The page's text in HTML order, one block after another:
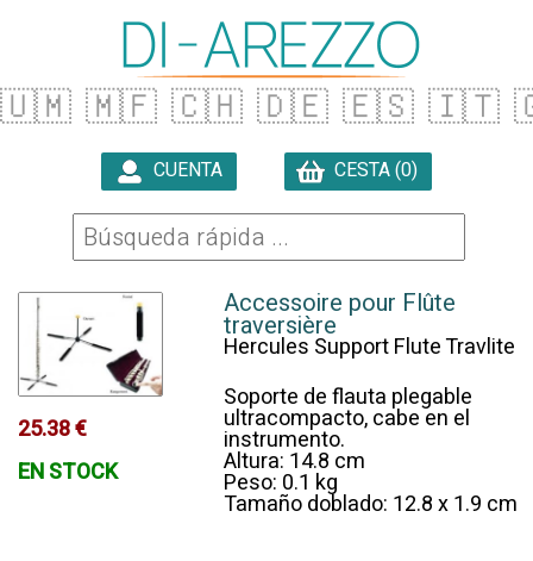
🇺🇲 🇲🇫 🇨🇭 🇩🇪 🇪🇸 🇮🇹
CUENTA CESTA (0)
25.38 €
EN STOCK
Accessoire pour Flûte
traversière
Hercules Support Flute Travlite
Soporte de flauta plegable
ultracompacto, cabe en el
instrumento.
Altura: 14.8 cm
Peso: 0.1 kg
Tamaño doblado: 12.8 x 1.9 cm